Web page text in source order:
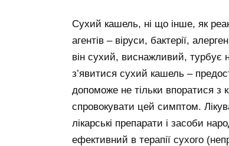
Сухий кашель, ні що інше, як
агентів – віруси, бактерії,
він сухий, виснажливий, турбує
з’явитися сухий кашель –
допоможе не тільки впоратися з
спровокувати цей симптом.
лікарські препарати і засоби
ефективний в терапії сухого